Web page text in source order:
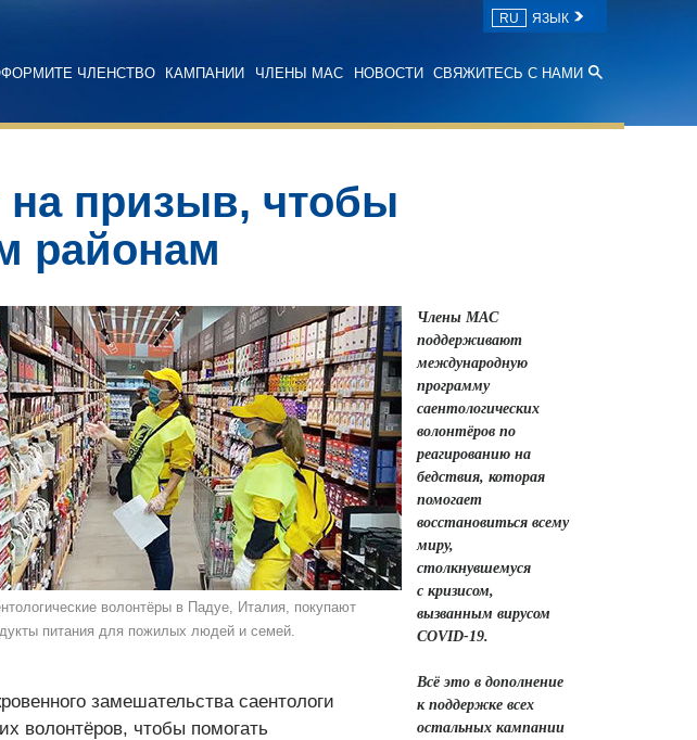
RU ЯЗЫК
ЧЛЕНСТВО КАМПАНИИ ЧЛЕНЫ МАС НОВОСТИ СВЯЖИТЕСЬ С НАМИ
на призыв, чтобы
районам
волонтёры в Падуе, Италия, покупают
питания для пожилых людей и семей.
Члены МАС
поддерживают
международную
программу
саентологических
волонтёров по
реагированию на
бедствия, которая
помогает
восстановиться всему
миру,
столкнувшемуся
с кризисом,
вызванным вирусом
COVID-19.
Всё это в дополнение
к поддержке всех
остальных кампании
замешательства саентологи
волонтёров, чтобы помогать